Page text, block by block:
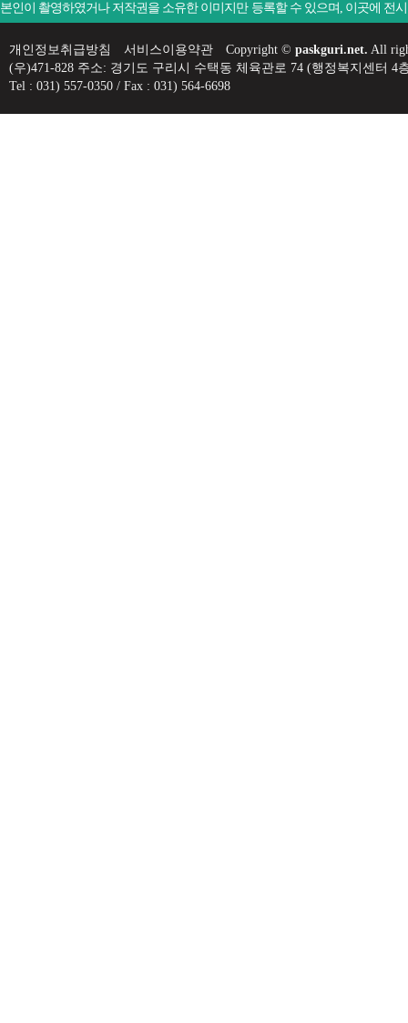
본인이 촬영하였거나 저작권을 소유한 이미지만 등록할 수 있으며, 이곳에 전
개인정보취급방침 서비스이용약관 Copyright © paskguri.net. All
(우)471-828 주소: 경기도 구리시 수택동 체육관로 74 (행정복지센터
Tel : 031) 557-0350 / Fax : 031) 564-6698